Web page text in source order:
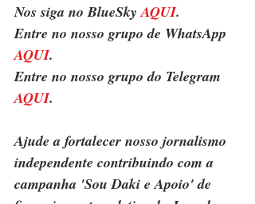
Nos siga no BlueSky AQUI.
Entre no nosso grupo de WhatsApp
AQUI.
Entre no nosso grupo do Telegram
AQUI.
Ajude a fortalecer nosso jornalismo
independente contribuindo com a
campanha 'Sou Daki e Apoio' de